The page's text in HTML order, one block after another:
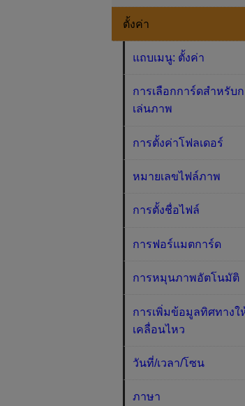
ตั้งค่า
แถบเมนู: ตั้งค่า
การเลือกการ์ดสำหรับ
เล่นภาพ
การตั้งค่าโฟลเดอร์
หมายเลขไฟล์ภาพ
การตั้งชื่อไฟล์
การฟอร์แมตการ์ด
การหมุนภาพอัตโนมัติ
การเพิ่มข้อมูลทิศทางใ
เคลื่อนไหว
วันที่/เวลา/โซน
ภาษา